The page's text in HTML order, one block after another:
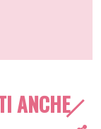
ANCHE